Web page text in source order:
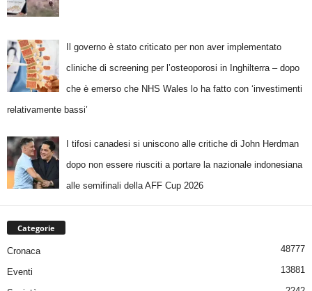
Il governo è stato criticato per non aver implementato
cliniche di screening per l’osteoporosi in Inghilterra – dopo
che è emerso che NHS Wales lo ha fatto con ‘investimenti
relativamente bassi’
I tifosi canadesi si uniscono alle critiche di John Herdman
dopo non essere riusciti a portare la nazionale indonesiana
alle semifinali della AFF Cup 2026
Categorie
Cronaca 48777
Eventi 13881